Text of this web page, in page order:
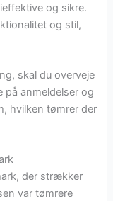
og sikre.
og stil,
skal du overveje
på anmeldelser og
hvilken tømrer der
der strækker
var tømrere